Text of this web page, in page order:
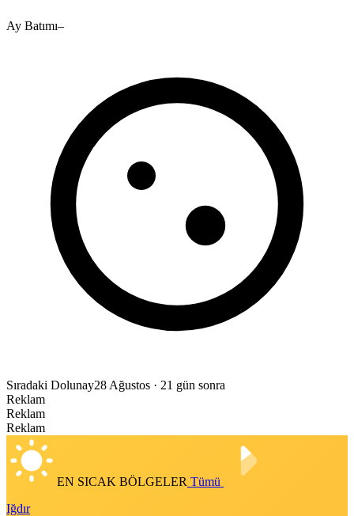
Ay Batımı–
Sıradaki Dolunay28 Ağustos · 21 gün sonra
Reklam
Reklam
Reklam
EN SICAK BÖLGELER Tümü
Iğdır